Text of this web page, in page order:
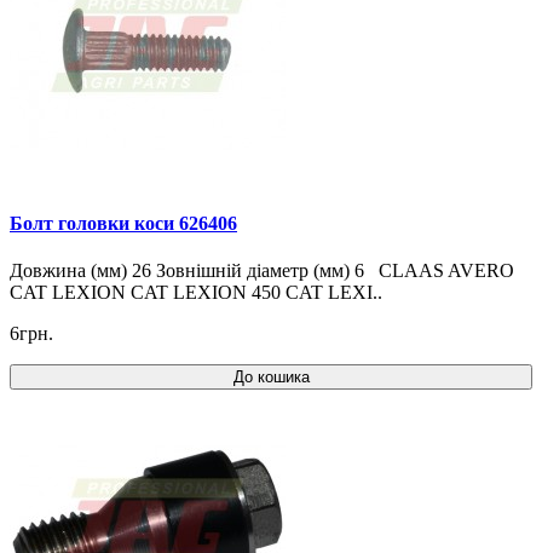
Болт головки коси 626406
Довжина (мм) 26 Зовнішній діаметр (мм) 6 CLAAS AVERO
CAT LEXION CAT LEXION 450 CAT LEXI..
6грн.
До кошика